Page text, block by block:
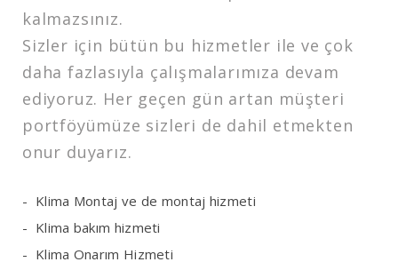
kalmazsınız.
Sizler için bütün bu hizmetler ile ve çok
daha fazlasıyla çalışmalarımıza devam
ediyoruz. Her geçen gün artan müşteri
portföyümüze sizleri de dahil etmekten
onur duyarız.
Klima Montaj ve de montaj hizmeti
Klima bakım hizmeti
Klima Onarım Hizmeti